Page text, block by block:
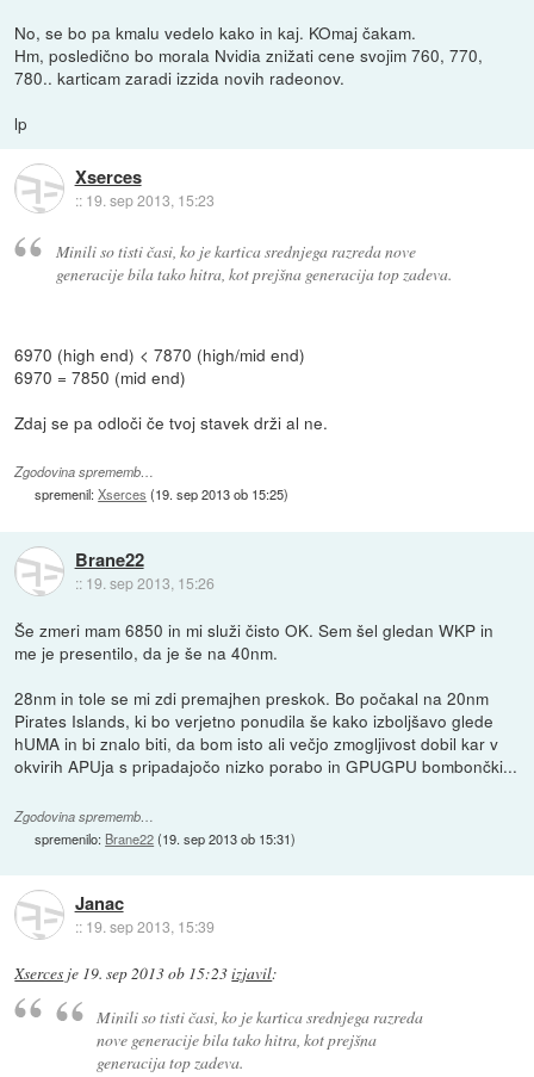
No, se bo pa kmalu vedelo kako in kaj. KOmaj čakam.
Hm, posledično bo morala Nvidia znižati cene svojim 760, 770,
780.. karticam zaradi izzida novih radeonov.
lp
Xserces
:: 19. sep 2013, 15:23
Minili so tisti časi, ko je kartica srednjega razreda nove
generacije bila tako hitra, kot prejšna generacija top zadeva.
6970 (high end) < 7870 (high/mid end)
6970 = 7850 (mid end)
Zdaj se pa odloči če tvoj stavek drži al ne.
Zgodovina sprememb…
spremenil:Xserces (19. sep 2013 ob 15:25)
Brane22
:: 19. sep 2013, 15:26
Še zmeri mam 6850 in mi služi čisto OK. Sem šel gledan WKP in
me je presentilo, da je še na 40nm.
28nm in tole se mi zdi premajhen preskok. Bo počakal na 20nm
Pirates Islands, ki bo verjetno ponudila še kako izboljšavo glede
hUMA in bi znalo biti, da bom isto ali večjo zmogljivost dobil kar v
okvirih APUja s pripadajočo nizko porabo in GPUGPU bombončki...
Zgodovina sprememb…
spremenilo: Brane22(19. sep 2013 ob 15:31)
Janac
:: 19. sep 2013, 15:39
Xserces je 19. sep 2013 ob 15:23izjavil:
Minili so tisti časi, ko je kartica srednjega razreda
nove generacije bila tako hitra, kot prejšna
generacija top zadeva.